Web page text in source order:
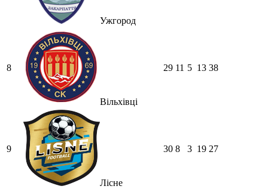
Ужгород
8
Вільхівці
29 11 5 13 38
9
Лісне
30 8 3 19 27